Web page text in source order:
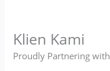
Klien Kami
Proudly Partnering with